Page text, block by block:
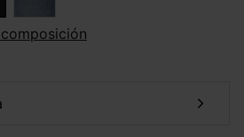
composición